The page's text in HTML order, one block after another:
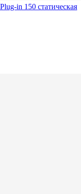
in 150 статическая